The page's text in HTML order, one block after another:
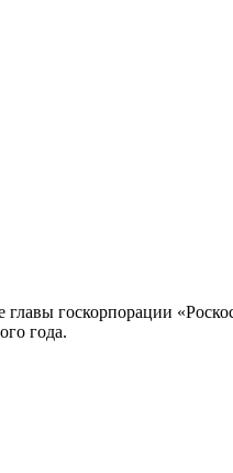
госкорпорации
года.